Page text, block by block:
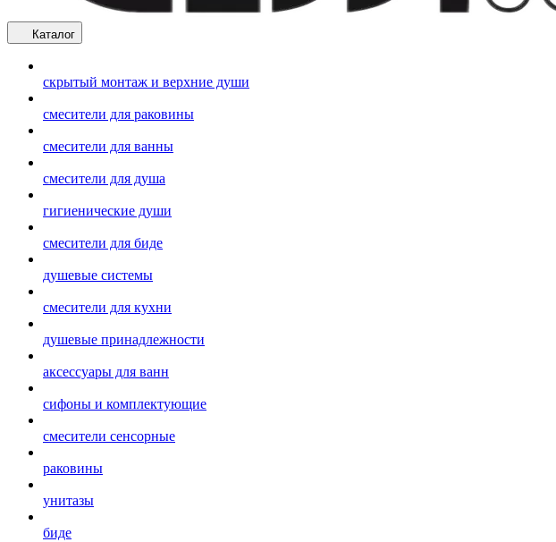
Каталог
скрытый монтаж и верхние души
смесители для раковины
смесители для ванны
смесители для душа
гигиенические души
смесители для биде
душевые системы
смесители для кухни
душевые принадлежности
аксессуары для ванн
сифоны и комплектующие
смесители сенсорные
раковины
унитазы
биде